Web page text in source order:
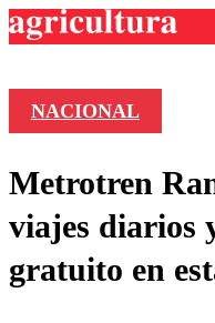
Deportes
Colo
NACIONAL
Metrotren
viajes diarios
gratuito en